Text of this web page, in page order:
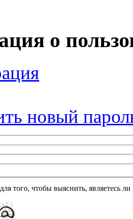
о
новый
являетесь ли Вы человеком или представляете из себя робота